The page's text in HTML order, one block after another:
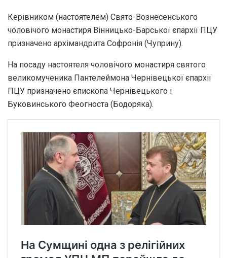
Керівником (настоятелем) Свято-Вознесенського
чоловічого монастиря Вінницько-Барської єпархії ПЦУ
призначено архімандрита Софронія (Чуприну).
На посаду настоятеля чоловічого монастиря святого
великомученика Пантелеймона Чернівецької єпархії
ПЦУ призначено єпископа Чернівецького і
Буковинського Феогноста (Бодоряка).